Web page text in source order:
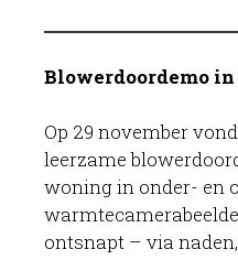
Blowerdoordemo
Op 29 november
leerzame
woning in onder- en
ontsnapt – via